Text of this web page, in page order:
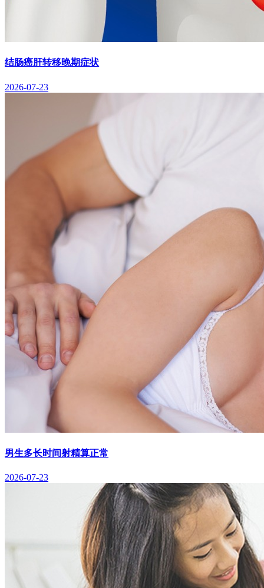
结肠癌肝转移晚期症状
2026-07-23
男生多长时间射精算正常
2026-07-23